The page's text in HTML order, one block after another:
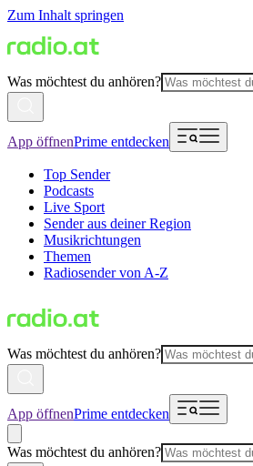
Zum Inhalt springen
Was möchtest du anhören?
App öffnenPrime entdecken
Top Sender
Podcasts
Live Sport
Sender aus deiner Region
Musikrichtungen
Themen
Radiosender von A-Z
Was möchtest du anhören?
App öffnenPrime entdecken
Was möchtest du anhören?